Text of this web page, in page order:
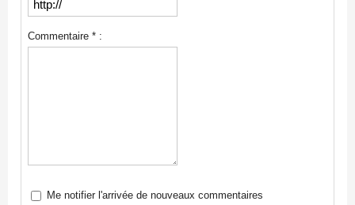
Commentaire * :
Me notifier l'arrivée de nouveaux commentaires